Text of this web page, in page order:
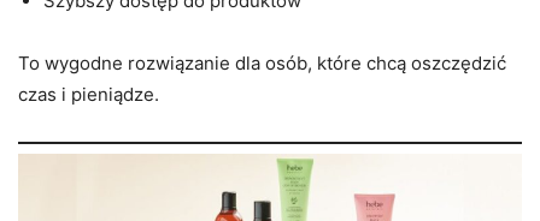
To wygodne rozwiązanie dla osób, które chcą oszczędzić
czas i pieniądze.